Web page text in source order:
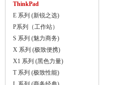
ThinkPad
E 系列 (新锐之选)
P系列（工作站）
S 系列 (魅力商务)
X 系列 (极致便携)
X1 系列 (黑色力量)
T 系列 (极致性能)